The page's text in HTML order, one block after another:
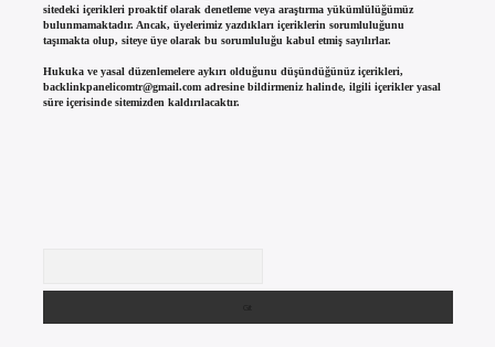
sitedeki içerikleri proaktif olarak denetleme veya araştırma yükümlülüğümüz
bulunmamaktadır. Ancak, üyelerimiz yazdıkları içeriklerin sorumluluğunu
taşımakta olup, siteye üye olarak bu sorumluluğu kabul etmiş sayılırlar.
Hukuka ve yasal düzenlemelere aykırı olduğunu düşündüğünüz içerikleri,
backlinkpanelicomtr@gmail.comadresine bildirmeniz halinde, ilgili içerikler yasal
süre içerisinde sitemizden kaldırılacaktır.